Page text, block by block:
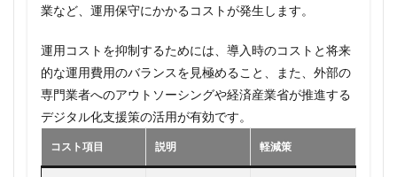
業など、運用保守にかかるコストが発生します。
運用コストを抑制するためには、導入時のコストと将来
的な運用費用のバランスを見極めること、また、外部の
専門業者へのアウトソーシングや経済産業省が推進する
デジタル化支援策の活用が有効です。
コスト項目 説明 軽減策